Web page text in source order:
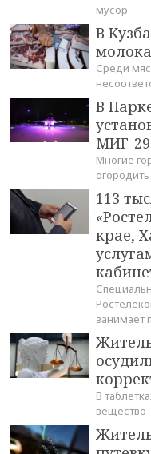
мусор
В
Среди
В
МИГ-29
Многие
113
крае,
занимает
В
вещество